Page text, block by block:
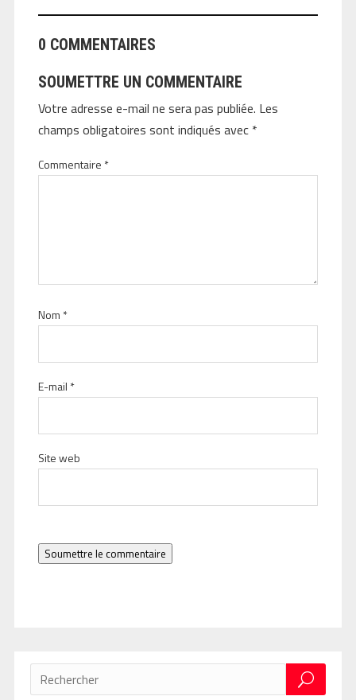
0 COMMENTAIRES
SOUMETTRE UN COMMENTAIRE
Votre adresse e-mail ne sera pas publiée. Les
champs obligatoires sont indiqués avec *
Commentaire *
Nom *
E-mail *
Site web
Soumettre le commentaire